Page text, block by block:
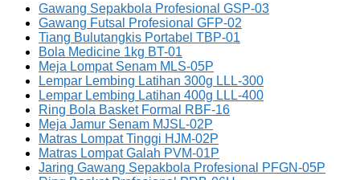
Gawang Sepakbola Profesional GSP-03
Gawang Futsal Profesional GFP-02
Tiang Bulutangkis Portabel TBP-01
Bola Medicine 1kg BT-01
Meja Lompat Senam MLS-05P
Lempar Lembing Latihan 300g LLL-300
Lempar Lembing Latihan 400g LLL-400
Ring Bola Basket Formal RBF-16
Meja Jamur Senam MJSL-02P
Matras Lompat Tinggi HJM-02P
Matras Lompat Galah PVM-01P
Jaring Gawang Sepakbola Profesional PFGN-05P